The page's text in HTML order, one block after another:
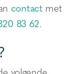
contact met
83 62.